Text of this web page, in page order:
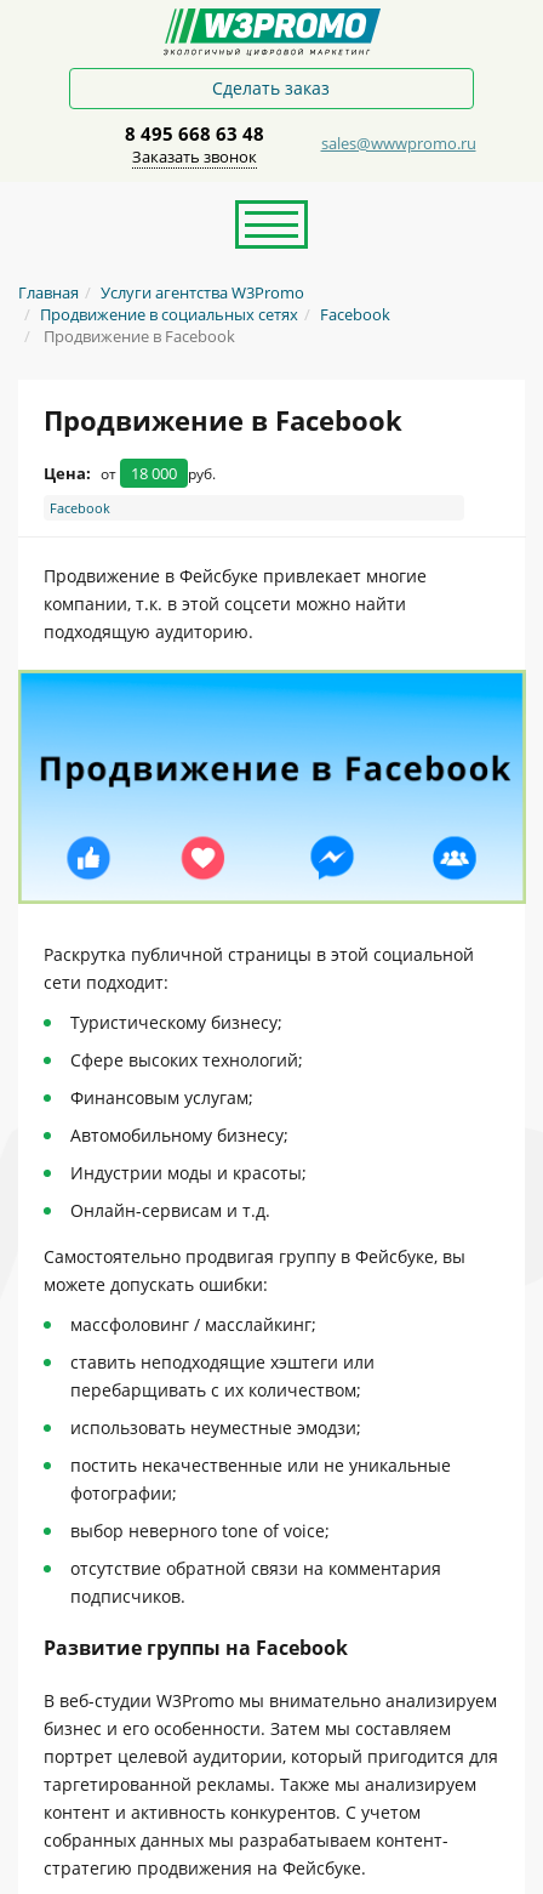
Сделать заказ
8 495 668 63 48
Заказать звонок
sales@wwwpromo.ru
Главная
Услуги агентства W3Promo
Продвижение в социальных сетях
Facebook
Продвижение в Facebook
Продвижение в Facebook
Цена: от 18 000 руб.
Facebook
Продвижение в Фейсбуке привлекает многие
компании, т.к. в этой соцсети можно найти
подходящую аудиторию.
Раскрутка публичной страницы в этой социальной
сети подходит:
Туристическому бизнесу;
Сфере высоких технологий;
Финансовым услугам;
Автомобильному бизнесу;
Индустрии моды и красоты;
Онлайн-сервисам и т.д.
Самостоятельно продвигая группу в Фейсбуке, вы
можете допускать ошибки:
массфоловинг / масслайкинг;
ставить неподходящие хэштеги или
перебарщивать с их количеством;
использовать неуместные эмодзи;
постить некачественные или не уникальные
фотографии;
выбор неверного tone of voice;
отсутствие обратной связи на комментария
подписчиков.
Развитие группы на Facebook
В веб-студии W3Promo мы внимательно анализируем
бизнес и его особенности. Затем мы составляем
портрет целевой аудитории, который пригодится для
таргетированной рекламы. Также мы анализируем
контент и активность конкурентов. С учетом
собранных данных мы разрабатываем контент-
стратегию продвижения на Фейсбуке.